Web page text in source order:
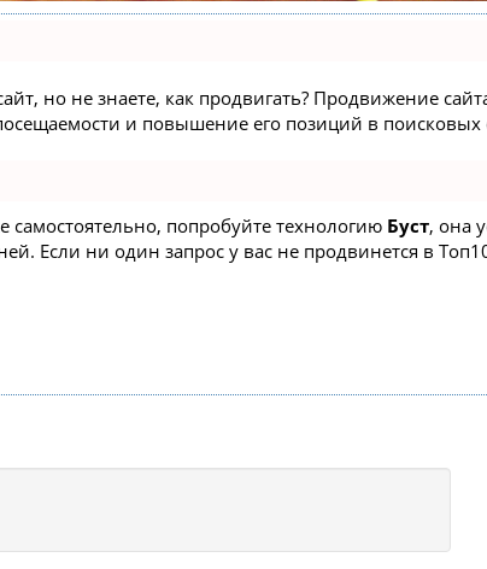
но не знаете, как продвигать? Продвижение
и повышение его позиций в поисковых
самостоятельно, попробуйте технологию Буст, она
Если ни один запрос у вас не продвинется в